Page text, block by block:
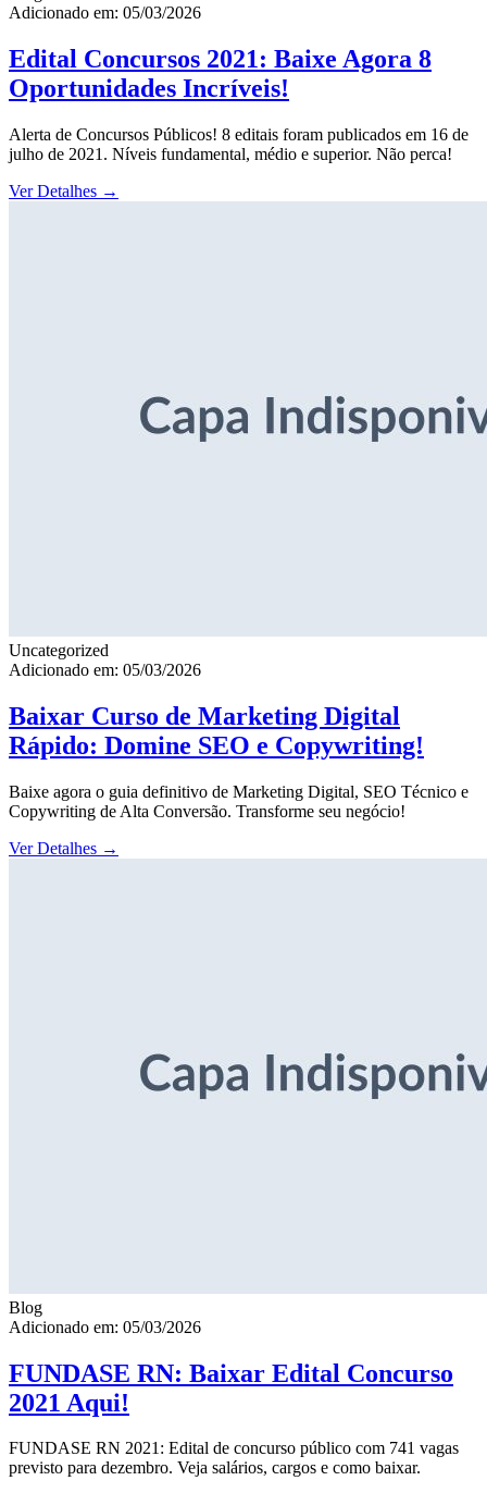
Adicionado em: 05/03/2026
Edital Concursos 2021: Baixe Agora 8
Oportunidades Incríveis!
Alerta de Concursos Públicos! 8 editais foram publicados em 16 de
julho de 2021. Níveis fundamental, médio e superior. Não perca!
Ver Detalhes →
Uncategorized
Adicionado em: 05/03/2026
Baixar Curso de Marketing Digital
Rápido: Domine SEO e Copywriting!
Baixe agora o guia definitivo de Marketing Digital, SEO Técnico e
Copywriting de Alta Conversão. Transforme seu negócio!
Ver Detalhes →
Blog
Adicionado em: 05/03/2026
FUNDASE RN: Baixar Edital Concurso
2021 Aqui!
FUNDASE RN 2021: Edital de concurso público com 741 vagas
previsto para dezembro. Veja salários, cargos e como baixar.